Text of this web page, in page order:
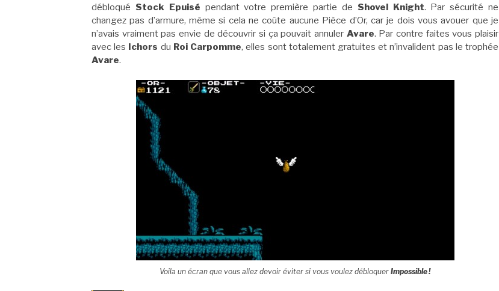
débloqué Stock Epuisé pendant votre première partie de Shovel Knight. Par sécurité ne
changez pas d’armure, même si cela ne coûte aucune Pièce d’Or, car je dois vous avouer que je
n’avais vraiment pas envie de découvrir si ça pouvait annuler Avare. Par contre faites vous plaisir
avec les Ichors du Roi Carpomme, elles sont totalement gratuites et n’invalident pas le trophée
Avare.
Voila un écran que vous allez devoir éviter si vous voulez débloquer Impossible !